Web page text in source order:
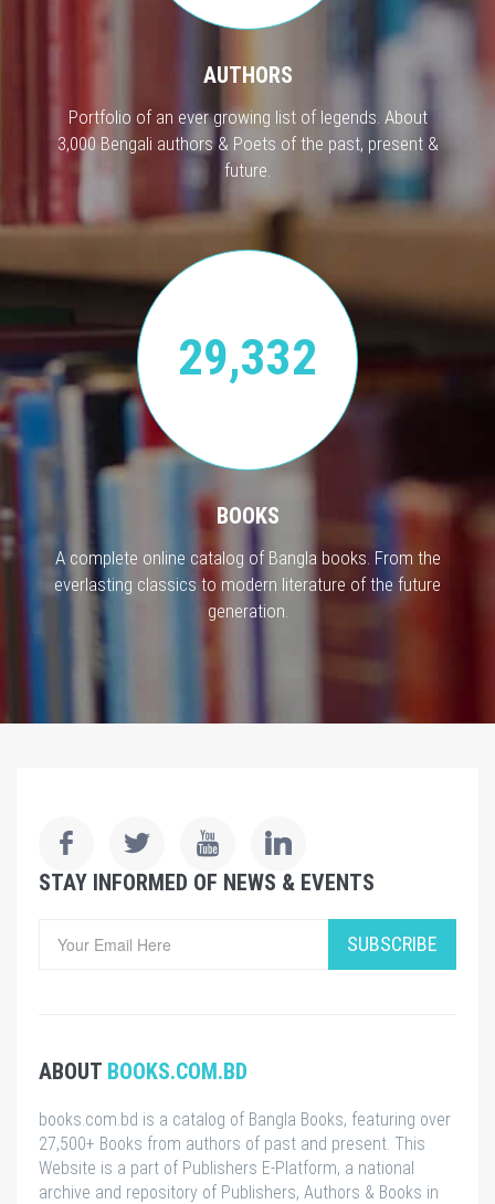
AUTHORS
Portfolio of an ever growing list of legends. About
3,000 Bengali authors & Poets of the past, present &
future.
29,332
BOOKS
A complete online catalog of Bangla books. From the
everlasting classics to modern literature of the future
generation.
STAY INFORMED OF NEWS & EVENTS
SUBSCRIBE
ABOUT BOOKS.COM.BD
books.com.bd is a catalog of Bangla Books, featuring over
27,500+ Books from authors of past and present. This
Website is a part of Publishers E-Platform, a national
archive and repository of Publishers, Authors & Books in